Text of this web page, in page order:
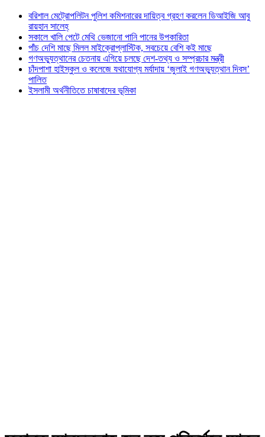
বরিশাল মেট্রোপলিটন পুলিশ কমিশনারের দায়িত্ব গ্রহণ করলেন ডিআইজি আবু
রায়হান সালেহ্
সকালে খালি পেটে মেথি ভেজানো পানি পানের উপকারিতা
পাঁচ দেশি মাছে মিলল মাইক্রোপ্লাস্টিক, সবচেয়ে বেশি কই মাছে
গণঅভ্যুত্থানের চেতনায় এগিয়ে চলছে দেশ-তথ্য ও সম্প্রচার মন্ত্রী
চাঁদপাশা হাইস্কুল ও কলেজে যথাযোগ্য মর্যাদায় ‘জুলাই গণঅভ্যুত্থান দিবস’
পালিত
ইসলামী অর্থনীতিতে চাষাবাদের ভূমিকা